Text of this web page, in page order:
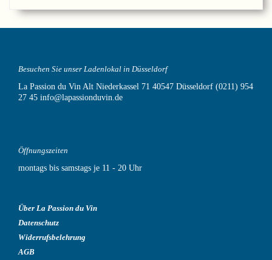
Besuchen Sie unser Ladenlokal in Düsseldorf
La Passion du Vin Alt Niederkassel 71 40547 Düsseldorf (0211) 954
27 45 info@lapassionduvin.de
Öffnungszeiten
montags bis samstags je 11 - 20 Uhr
Über La Passion du Vin
Datenschutz
Widerrufsbelehrung
AGB